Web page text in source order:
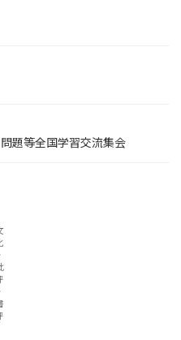
題等全国学習交流集会